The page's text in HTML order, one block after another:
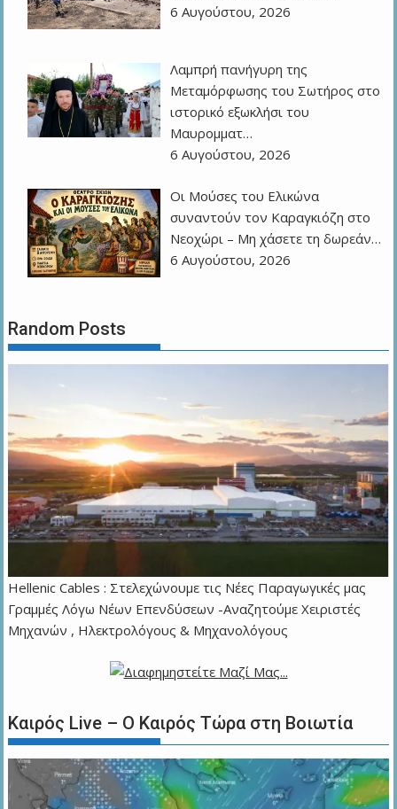
6 Αυγούστου, 2026
Λαμπρή πανήγυρη της
Μεταμόρφωσης του Σωτήρος στο
ιστορικό εξωκλήσι του
Μαυρομματ…
6 Αυγούστου, 2026
Οι Μούσες του Ελικώνα
συναντούν τον Καραγκιόζη στο
Νεοχώρι – Μη χάσετε τη δωρεάν…
6 Αυγούστου, 2026
Random Posts
Hellenic Cables : Στελεχώνουμε τις Νέες Παραγωγικές μας
Γραμμές Λόγω Νέων Επενδύσεων -Αναζητούμε Χειριστές
Μηχανών , Ηλεκτρολόγους & Μηχανολόγους
Καιρός Live – Ο Καιρός Τώρα στη Βοιωτία